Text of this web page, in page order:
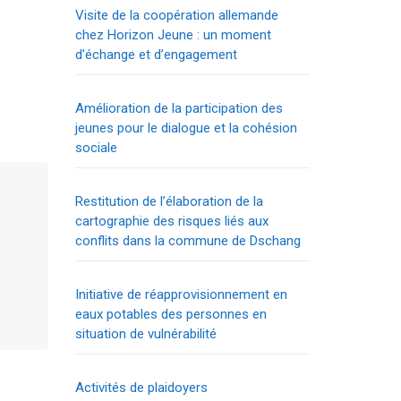
Visite de la coopération allemande
chez Horizon Jeune : un moment
d’échange et d’engagement
Amélioration de la participation des
jeunes pour le dialogue et la cohésion
sociale
Restitution de l’élaboration de la
cartographie des risques liés aux
conflits dans la commune de Dschang
Initiative de réapprovisionnement en
eaux potables des personnes en
situation de vulnérabilité
Activités de plaidoyers